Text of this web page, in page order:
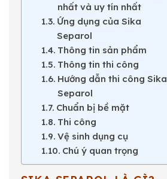
nhất và uy tín nhất
Ứng dụng của Sika
Separol
Thông tin sản phẩm
Thông tin thi công
Hướng dẫn thi công Sika
Separol
Chuẩn bị bề mặt
Thi công
Vệ sinh dụng cụ
Chú ý quan trọng